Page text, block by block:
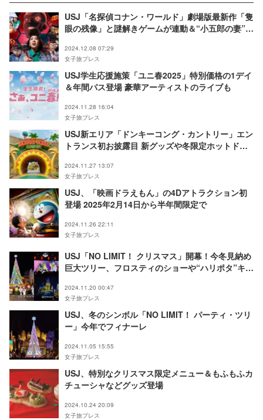
USJ「名探偵コナン・ワールド」劇場版最新作「隻
眼の残像」と謎解きゲームが連動＆“小五郎の妻”妃
2024.12.08 07:29
女子旅プレス
USJ学生応援施策「ユニ春2025」特別価格の1デイ
＆年間パス登場 豪華アーティストのライブも
2024.11.28 16:04
女子旅プレス
USJ新エリア「ドンキーコング・カントリー」エン
トランス初お披露目 新グッズや冬限定ホットドリ
2024.11.27 13:07
女子旅プレス
USJ、「映画ドラえもん」の4Dアトラクション初
登場 2025年2月14日から半年間限定で
2024.11.26 22:11
女子旅プレス
USJ「NO LIMIT！ クリスマス」開幕！今冬見納め
巨大ツリー、フロスティのショーや“ハリポタ”キャ
2024.11.20 00:47
女子旅プレス
USJ、冬のシンボル「NO LIMIT！ パーティ・ツリ
ー」今年でフィナーレ
2024.11.05 15:55
女子旅プレス
USJ、特別なクリスマス限定メニュー＆もふもふカ
チューシャなどグッズ登場
2024.10.24 20:09
女子旅プレス